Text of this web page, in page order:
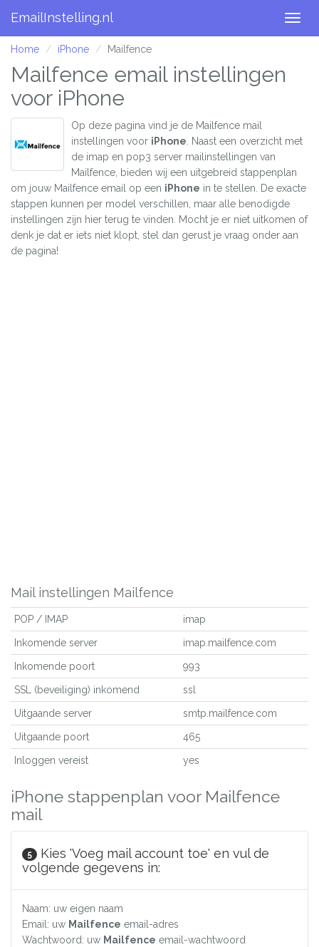
EmailInstelling.nl
Home iPhone Mailfence
Mailfence email instellingen
voor iPhone
Op deze pagina vind je de Mailfence mail
instellingen voor iPhone . Naast een overzicht met
de imap en pop3 server mailinstellingen van
Mailfence, bieden wij een uitgebreid stappenplan
om jouw Mailfence email op een iPhone in te stellen. De exacte
stappen kunnen per model verschillen, maar alle benodigde
instellingen zijn hier terug te vinden. Mocht je er niet uitkomen of
denk je dat er iets niet klopt, stel dan gerust je vraag onder aan
de pagina!
Mail instellingen Mailfence
POP / IMAP imap
Inkomende server imap.mailfence.com
Inkomende poort 993
SSL (beveiliging) inkomend ssl
Uitgaande server smtp.mailfence.com
Uitgaande poort 465
Inloggen vereist yes
iPhone stappenplan voor Mailfence
mail
5
Kies 'Voeg mail account toe' en vul de
volgende gegevens in:
Naam: uw eigen naam
Email: uw Mailfence email-adres
Wachtwoord: uw Mailfence email-wachtwoord